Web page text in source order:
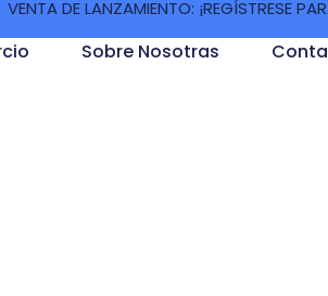
VENTA DE LANZAMIENTO: ¡REGÍSTRESE
Sobre Nosotras